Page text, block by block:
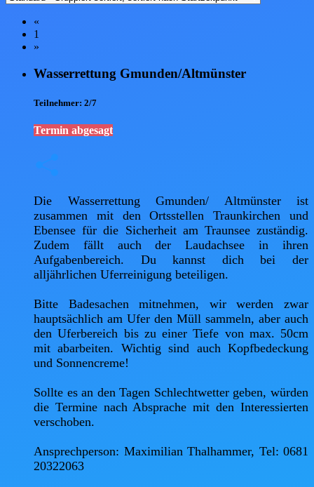
«
1
»
Wasserrettung Gmunden/Altmünster
Teilnehmer: 2/7
Termin abgesagt
Die Wasserrettung Gmunden/ Altmünster ist
zusammen mit den Ortsstellen Traunkirchen und
Ebensee für die Sicherheit am Traunsee zuständig.
Zudem fällt auch der Laudachsee in ihren
Aufgabenbereich. Du kannst dich bei der
alljährlichen Uferreinigung beteiligen.
Bitte Badesachen mitnehmen, wir werden zwar
hauptsächlich am Ufer den Müll sammeln, aber auch
den Uferbereich bis zu einer Tiefe von max. 50cm
mit abarbeiten. Wichtig sind auch Kopfbedeckung
und Sonnencreme!
Sollte es an den Tagen Schlechtwetter geben, würden
die Termine nach Absprache mit den Interessierten
verschoben.
Ansprechperson: Maximilian Thalhammer, Tel: 0681
20322063